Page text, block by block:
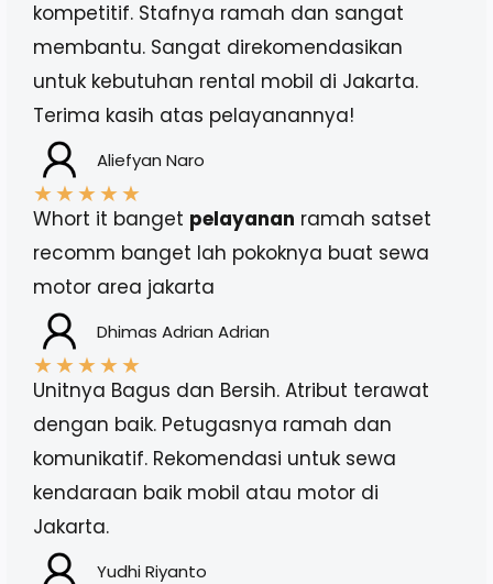
kompetitif. Stafnya ramah dan sangat
membantu. Sangat direkomendasikan
untuk kebutuhan rental mobil di Jakarta.
Terima kasih atas pelayanannya!
Aliefyan Naro
★★★★★
Whort it banget pelayanan ramah satset
recomm banget lah pokoknya buat sewa
motor area jakarta
Dhimas Adrian Adrian
★★★★★
Unitnya Bagus dan Bersih. Atribut terawat
dengan baik. Petugasnya ramah dan
komunikatif. Rekomendasi untuk sewa
kendaraan baik mobil atau motor di
Jakarta.
Yudhi Riyanto